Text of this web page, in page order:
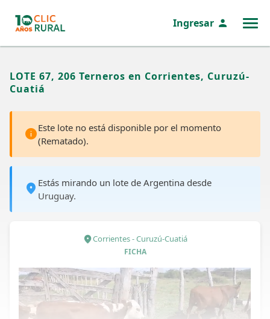
Ingresar
LOTE 67, 206 Terneros en Corrientes, Curuzú-
Cuatiá
Este lote no está disponible por el momento
(Rematado).
Estás mirando un lote de Argentina desde
Uruguay.
FICHA
Corrientes - Curuzú-Cuatiá